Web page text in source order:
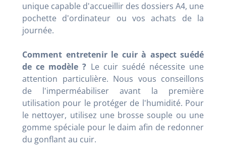
unique capable d'accueillir des dossiers A4, une
pochette d'ordinateur ou vos achats de la
journée.
Comment entretenir le cuir à aspect suédé
de ce modèle ? Le cuir suédé nécessite une
attention particulière. Nous vous conseillons
de l'imperméabiliser avant la première
utilisation pour le protéger de l'humidité. Pour
le nettoyer, utilisez une brosse souple ou une
gomme spéciale pour le daim afin de redonner
du gonflant au cuir.